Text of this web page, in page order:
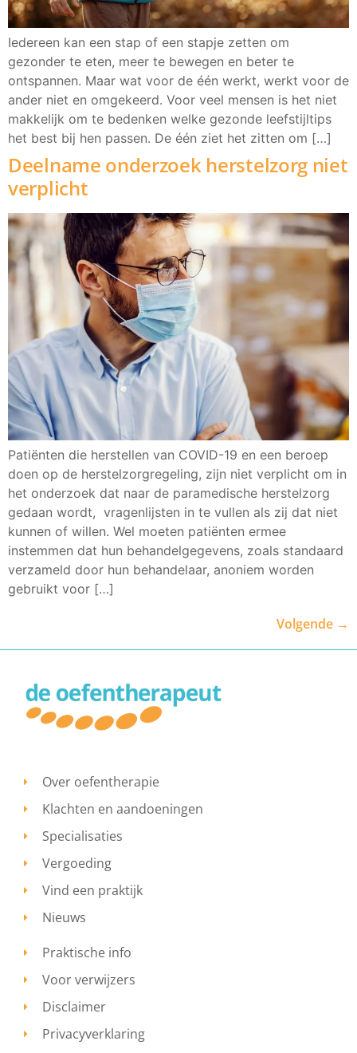
Iedereen kan een stap of een stapje zetten om
gezonder te eten, meer te bewegen en beter te
ontspannen. Maar wat voor de één werkt, werkt voor de
ander niet en omgekeerd. Voor veel mensen is het niet
makkelijk om te bedenken welke gezonde leefstijltips
het best bij hen passen. De één ziet het zitten om […]
Deelname onderzoek herstelzorg niet
verplicht
Patiënten die herstellen van COVID-19 en een beroep
doen op de herstelzorgregeling, zijn niet verplicht om in
het onderzoek dat naar de paramedische herstelzorg
gedaan wordt, vragenlijsten in te vullen als zij dat niet
kunnen of willen. Wel moeten patiënten ermee
instemmen dat hun behandelgegevens, zoals standaard
verzameld door hun behandelaar, anoniem worden
gebruikt voor […]
Volgende →
Over oefentherapie
Klachten en aandoeningen
Specialisaties
Vergoeding
Vind een praktijk
Nieuws
Praktische info
Voor verwijzers
Disclaimer
Privacyverklaring